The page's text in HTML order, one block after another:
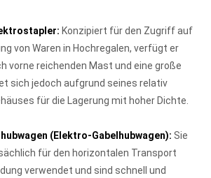
Konzipiert für den Zugriff auf
von Waren in Hochregalen, verfügt er
vorne reichenden Mast und eine große
sich jedoch aufgrund seines relativ
für die Lagerung mit hoher Dichte.
(Elektro-Gabelhubwagen): Sie
für den horizontalen Transport
verwendet und sind schnell und